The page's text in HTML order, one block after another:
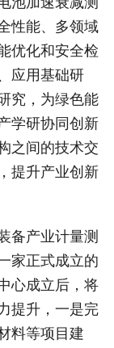
性能、多领域
优化和安全检
应用基础研
究，为绿色能
学研协同创新
之间的技术交
提升产业创新
备产业计量测
家正式成立的
心成立后，将
提升，一是完
料等项目建